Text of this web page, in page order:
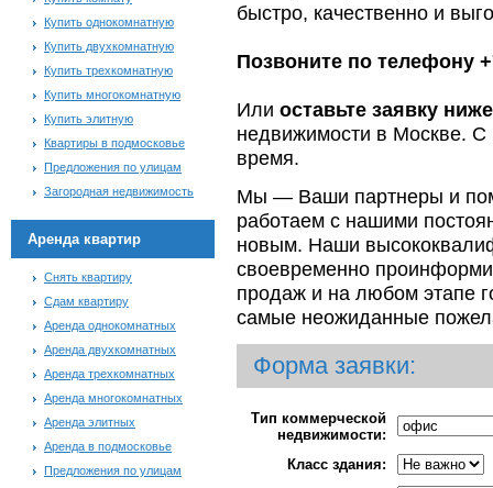
Купить однокомнатную
Купить двухкомнатную
Купить трехкомнатную
Купить многокомнатную
Купить элитную
Квартиры в подмосковье
Предложения по улицам
Загородная недвижимость
Аренда квартир
Снять квартиру
Сдам квартиру
Аренда однокомнатных
Аренда двухкомнатных
Аренда трехкомнатных
Аренда многокомнатных
Аренда элитных
Аренда в подмосковье
Предложения по улицам
быстро, качественно и
Позвоните по телефону
Или оставьте заявку ниже
недвижимости в Москве.
время.
Мы — Ваши партнеры и
работаем с нашими
новым. Наши
своевременно
продаж и на любом этапе
самые неожиданные
Форма заявки:
Тип коммерческой
недвижимости:
Класс здания: